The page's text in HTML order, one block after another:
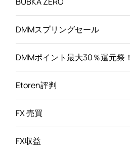
DMMスプリングセール
DMMポイント最大30％還元祭！
Etoren評判
FX 売買
FX収益